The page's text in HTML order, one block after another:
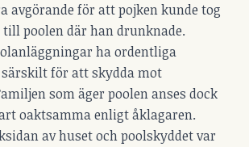
avgörande för att pojken kunde tog
poolen där han drunknade.
ha ordentliga
för att skydda mot
som äger poolen anses dock
oaktsamma enligt åklagaren.
av huset och poolskyddet var